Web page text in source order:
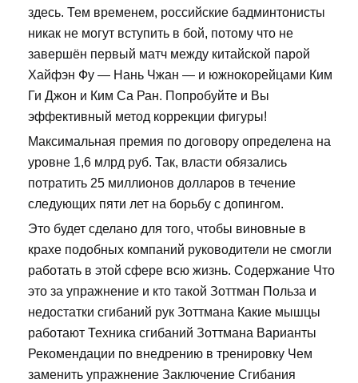
здесь. Тем временем, российские бадминтонисты
никак не могут вступить в бой, потому что не
завершён первый матч между китайской парой
Хайфэн Фу — Нань Чжан — и южнокорейцами Ким
Ги Джон и Ким Са Ран. Попробуйте и Вы
эффективный метод коррекции фигуры!
Максимальная премия по договору определена на
уровне 1,6 млрд руб. Так, власти обязались
потратить 25 миллионов долларов в течение
следующих пяти лет на борьбу с допингом.
Это будет сделано для того, чтобы виновные в
крахе подобных компаний руководители не смогли
работать в этой сфере всю жизнь. Содержание Что
это за упражнение и кто такой Зоттман Польза и
недостатки сгибаний рук Зоттмана Какие мышцы
работают Техника сгибаний Зоттмана Варианты
Рекомендации по внедрению в тренировку Чем
заменить упражнение Заключение Сгибания